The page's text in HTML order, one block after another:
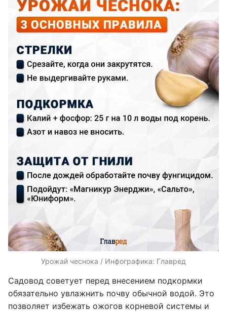
Урожай чеснока / Инфографика: Главред
Садовод советует перед внесением подкормки
обязательно увлажнить почву обычной водой. Это
позволяет избежать ожогов корневой системы и